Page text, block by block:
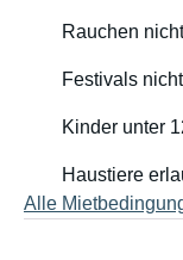
Rauchen
Festivals
Kinder unter
Haustiere
Alle